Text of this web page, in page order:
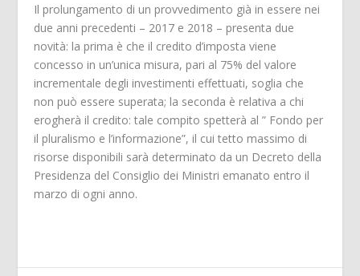
Il prolungamento di un provvedimento già in essere nei
due anni precedenti – 2017 e 2018 – presenta due
novità: la prima è che il credito d’imposta viene
concesso in un’unica misura, pari al 75% del valore
incrementale degli investimenti effettuati, soglia che
non può essere superata; la seconda è relativa a chi
erogherà il credito: tale compito spetterà al ” Fondo per
il pluralismo e l’informazione”, il cui tetto massimo di
risorse disponibili sarà determinato da un Decreto della
Presidenza del Consiglio dei Ministri emanato entro il
marzo di ogni anno.